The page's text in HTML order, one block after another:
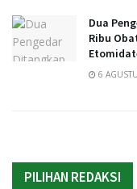
Dua
Ribu
6
PILIHAN REDAKSI